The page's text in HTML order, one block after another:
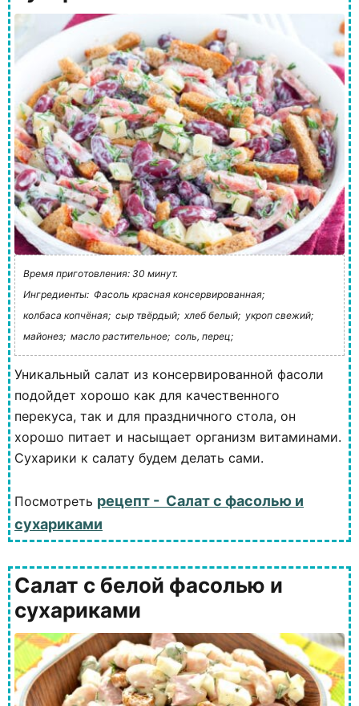
Время приготовления: 30 минут.
Ингредиенты: Фасоль красная консервированная;
колбаса копчёная; сыр твёрдый; хлеб белый; укроп свежий;
майонез; масло растительное; соль, перец;
Уникальный салат из консервированной фасоли
подойдет хорошо как для качественного
перекуса, так и для праздничного стола, он
хорошо питает и насыщает организм витаминами.
Сухарики к салату будем делать сами.
Посмотреть рецепт - Салат с фасолью и
сухариками
Салат с белой фасолью и
сухариками